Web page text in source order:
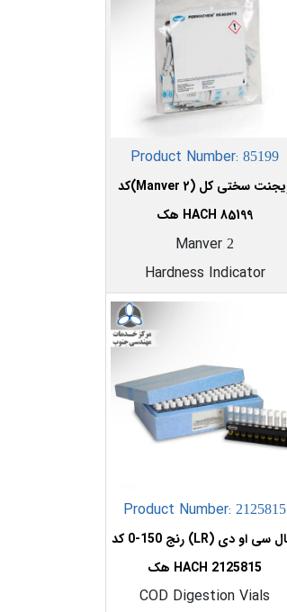
Product Number: 85199
ریجنت سختی کل (Manver 2)کد
85199 HACH هک
Manver 2
Hardness Indicator
Product Number: 2125815
ویال سی او دی (LR) رنج 150-0 کد
2125815 HACH هک
COD Digestion Vials